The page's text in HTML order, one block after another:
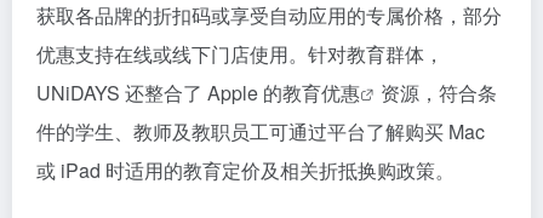
获取各品牌的折扣码或享受自动应用的专属价格，部分
优惠支持在线或线下门店使用。针对教育群体，
UNiDAYS 还整合了 Apple 的教育优惠
资源，符合条
件的学生、教师及教职员工可通过平台了解购买 Mac
或 iPad 时适用的教育定价及相关折抵换购政策。